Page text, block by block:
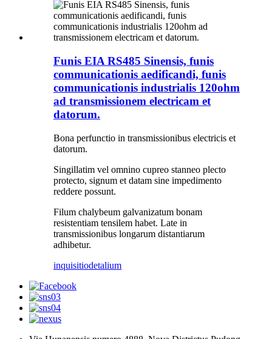
Funis EIA RS485 Sinensis, funis
communicationis aedificandi, funis
communicationis industrialis 120ohm
ad transmissionem electricam et
datorum.
Bona perfunctio in transmissionibus electricis et
datorum.
Singillatim vel omnino cupreo stanneo plecto
protecto, signum et datam sine impedimento
reddere possunt.
Filum chalybeum galvanizatum bonam
resistentiam tensilem habet. Late in
transmissionibus longarum distantiarum
adhibetur.
inquisitiodetalium